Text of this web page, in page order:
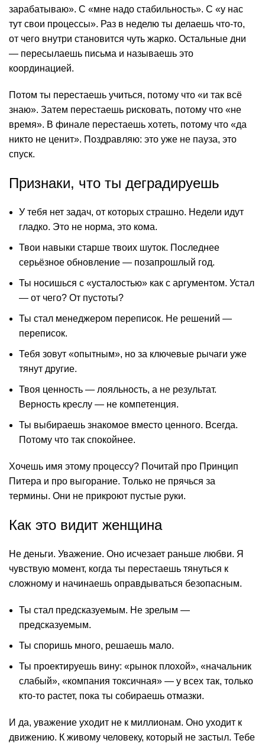
зарабатываю». С «мне надо стабильность». С «у нас
тут свои процессы». Раз в неделю ты делаешь что-то,
от чего внутри становится чуть жарко. Остальные дни
— пересылаешь письма и называешь это
координацией.
Потом ты перестаешь учиться, потому что «и так всё
знаю». Затем перестаешь рисковать, потому что «не
время». В финале перестаешь хотеть, потому что «да
никто не ценит». Поздравляю: это уже не пауза, это
спуск.
Признаки, что ты деградируешь
У тебя нет задач, от которых страшно. Недели идут
гладко. Это не норма, это кома.
Твои навыки старше твоих шуток. Последнее
серьёзное обновление — позапрошлый год.
Ты носишься с «усталостью» как с аргументом. Устал
— от чего? От пустоты?
Ты стал менеджером переписок. Не решений —
переписок.
Тебя зовут «опытным», но за ключевые рычаги уже
тянут другие.
Твоя ценность — лояльность, а не результат.
Верность креслу — не компетенция.
Ты выбираешь знакомое вместо ценного. Всегда.
Потому что так спокойнее.
Хочешь имя этому процессу? Почитай про Принцип
Питера и про выгорание. Только не прячься за
термины. Они не прикроют пустые руки.
Как это видит женщина
Не деньги. Уважение. Оно исчезает раньше любви. Я
чувствую момент, когда ты перестаешь тянуться к
сложному и начинаешь оправдываться безопасным.
Ты стал предсказуемым. Не зрелым —
предсказуемым.
Ты споришь много, решаешь мало.
Ты проектируешь вину: «рынок плохой», «начальник
слабый», «компания токсичная» — у всех так, только
кто-то растет, пока ты собираешь отмазки.
И да, уважение уходит не к миллионам. Оно уходит к
движению. К живому человеку, который не застыл. Тебе